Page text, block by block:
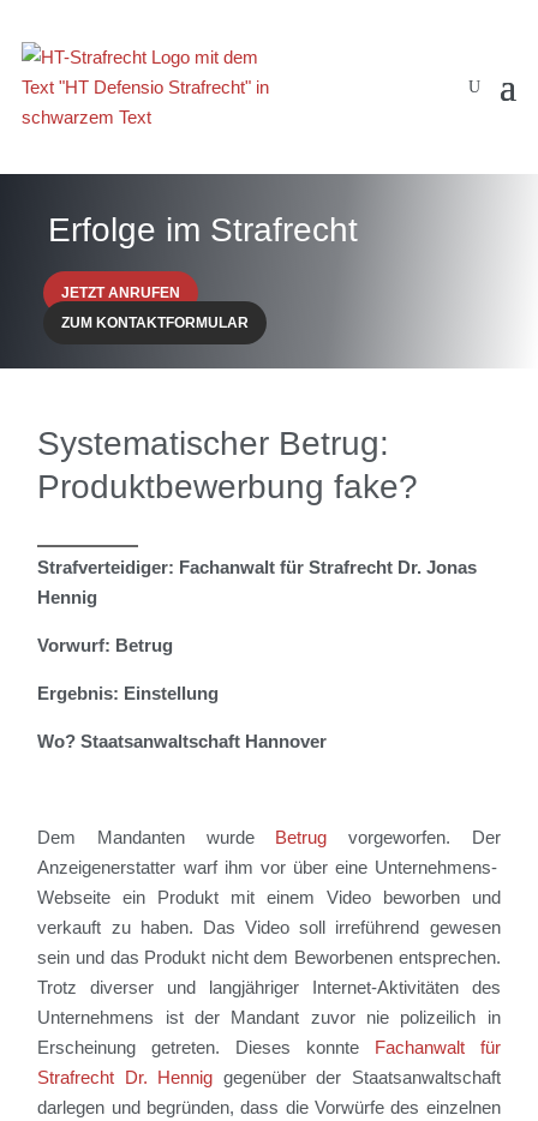
Erfolge im Strafrecht
JETZT ANRUFEN
ZUM KONTAKTFORMULAR
Systematischer Betrug:
Produktbewerbung fake?
Strafverteidiger: Fachanwalt für Strafrecht Dr. Jonas
Hennig
Vorwurf: Betrug
Ergebnis: Einstellung
Wo? Staatsanwaltschaft Hannover
Dem Mandanten wurde Betrug vorgeworfen. Der
Anzeigenerstatter warf ihm vorübereine Unternehmens-
Webseite ein Produkt mit einem Video beworben und
verkauft zu haben. Das Video soll irreführend gewesen
sein und das Produkt nicht dem Beworbenen entsprechen.
Trotz diverser und langjähriger Internet-Aktivitäten des
Unternehmens ist der Mandant zuvor nie polizeilich in
Erscheinung getreten. Dieses konnte Fachanwalt für
Strafrecht Dr. Hennig gegenüber der Staatsanwaltschaft
darlegen und begründen, dass die Vorwürfe des einzelnen